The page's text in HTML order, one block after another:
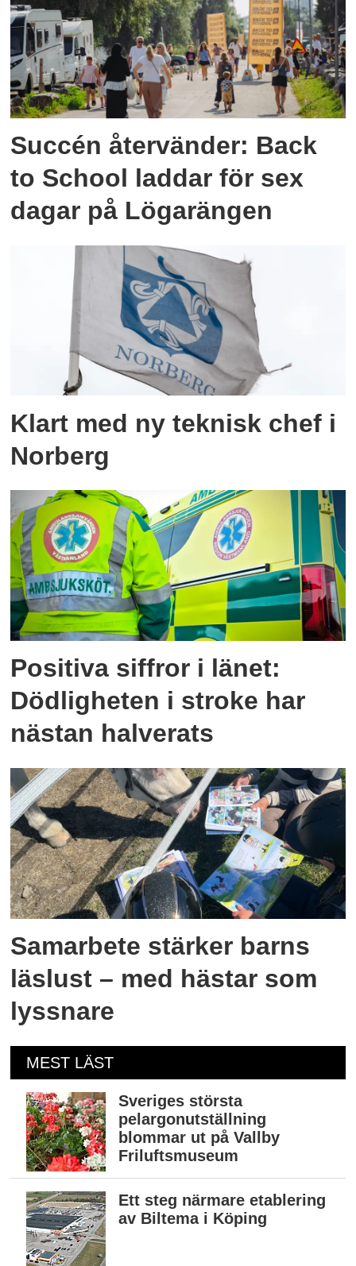
Succén återvänder: Back
to School laddar för sex
dagar på Lögarängen
Klart med ny teknisk chef i
Norberg
Positiva siffror i länet:
Dödligheten i stroke har
nästan halverats
Samarbete stärker barns
läslust – med hästar som
lyssnare
MEST LÄST
Sveriges största
pelargonutställning
blommar ut på Vallby
Friluftsmuseum
Ett steg närmare etablering
av Biltema i Köping